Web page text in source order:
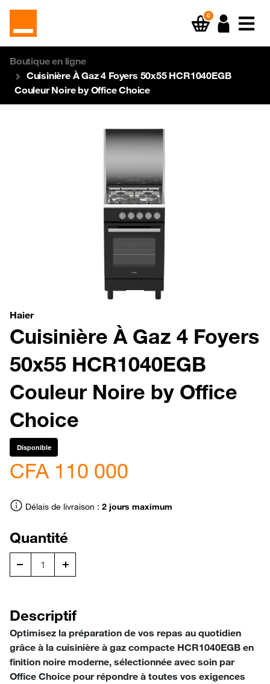
0
Boutique en ligne
Cuisinière À Gaz 4 Foyers 50x55 HCR1040EGB
Couleur Noire by Office Choice
Previous
Haier
Cuisinière À Gaz 4 Foyers
50x55 HCR1040EGB
Couleur Noire by Office
Choice
Disponible
CFA 110 000
Délais de livraison : 2 jours maximum
Quantité
Descriptif
Optimisez la préparation de vos repas au quotidien
grâce à la cuisinière à gaz compacte HCR1040EGB en
finition noire moderne, sélectionnée avec soin par
Office Choice pour répondre à toutes vos exigences